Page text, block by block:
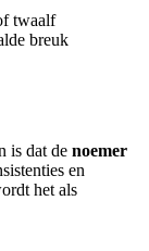
twaalf
breuk
is dat de noemer
en
het als